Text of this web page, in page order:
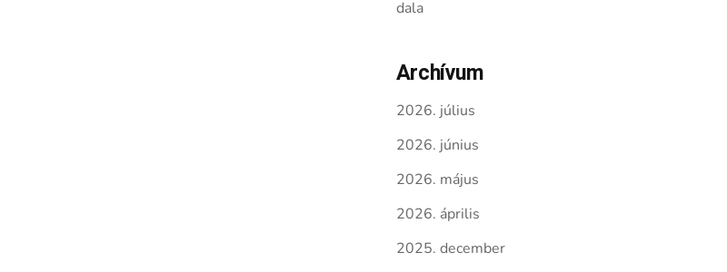
dala
Archívum
2026. július
2026. június
2026. május
2026. április
2025. december